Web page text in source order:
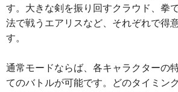
す。大きな剣を振り回すクラウド、拳
法で戦うエアリスなど、それぞれで得
す。
通常モードならば、各キャラクターの
てのバトルが可能です。どのタイミン